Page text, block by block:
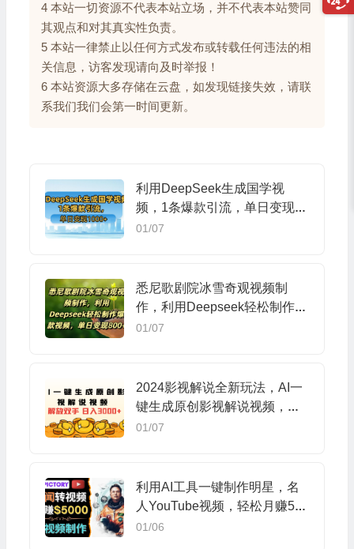
4 本站一切资源不代表本站立场，并不代表本站赞同
其观点和对其真实性负责。
5 本站一律禁止以任何方式发布或转载任何违法的相
关信息，访客发现请向及时举报！
6 本站资源大多存储在云盘，如发现链接失效，请联
系我们我们会第一时间更新。
利用DeepSeek生成国学视
频，1条爆款引流，单日变现10
00+
01/07
悉尼歌剧院冰雪奇观视频制
作，利用Deepseek轻松制作爆
款视频，单日变现800+
01/07
2024影视解说全新玩法，AI一
键生成原创影视解说视频，日
入3000+
01/07
利用AI工具一键制作明星，名
人YouTube视频，轻松月赚500
0美元 无需任何基础
01/06